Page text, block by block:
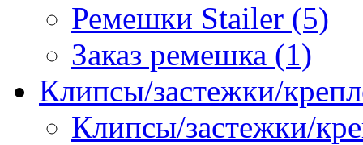
Ремешки Stailer (5)
Заказ ремешка (1)
Клипсы/застежки/
Клипсы/застежки/